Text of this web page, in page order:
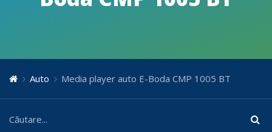
Auto Media player auto E-Boda CMP 1005 BT